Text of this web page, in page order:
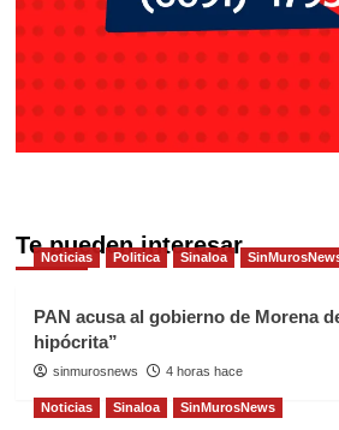
Te pueden interesar
Noticias Politica Sinaloa
PAN acusa al gobierno de Morena
hipócrita”
sinmurosnews 4 horas hace
Noticias Sinaloa SinMurosNews